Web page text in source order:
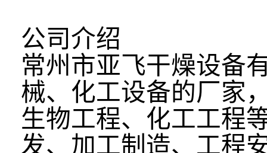
公司介绍
常州市亚飞干燥设备
械、化工设备的厂家
生物工程、化工工程
发、加工制造、工程